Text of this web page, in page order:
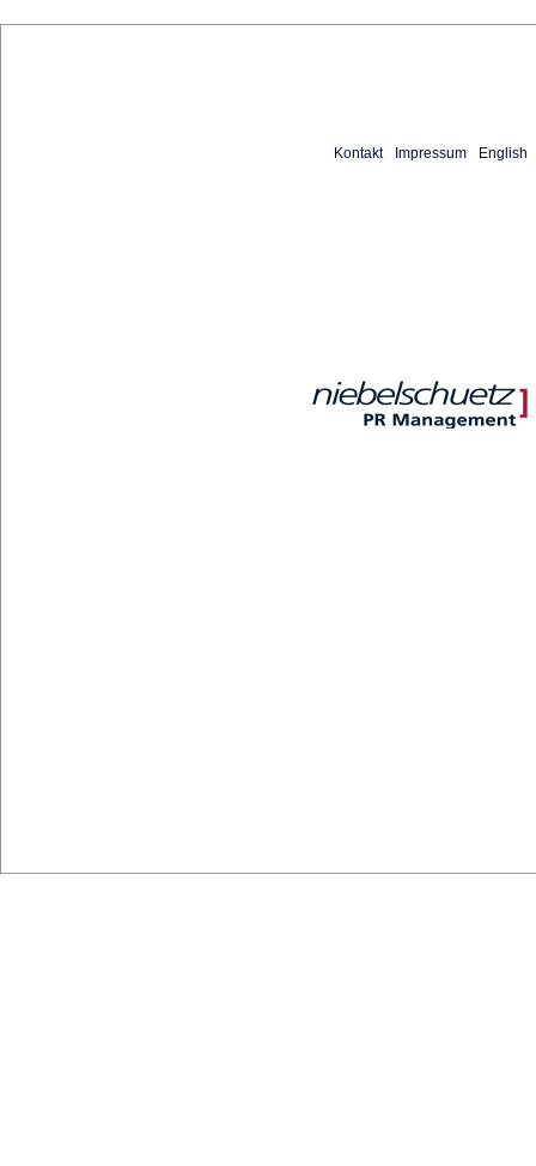
English
Impressum
Kontakt